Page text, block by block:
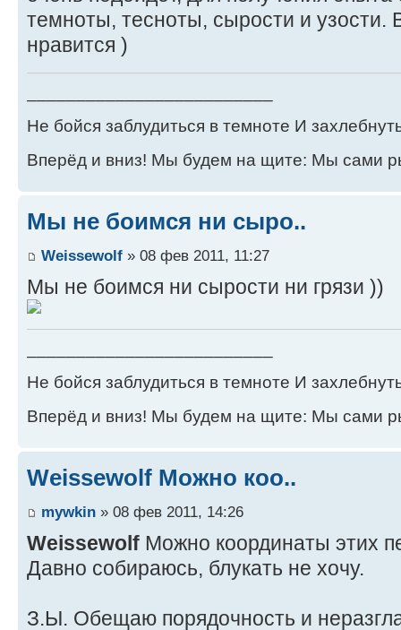
темноты, тесноты, сырости и
нравится )
Не бойся заблудиться в темноте И
Вперёд и вниз! Мы будем на щите: Мы сами
Мы не боимся ни сыро..
Weissewolf » 08 фев 2011, 11:27
Мы не боимся ни сырости ни грязи ))
Не бойся заблудиться в темноте И
Вперёд и вниз! Мы будем на щите: Мы сами
Weissewolf Можно коо..
mywkin » 08 фев 2011, 14:26
Weissewolf Можно координаты этих
Давно собираюсь, блукать не хочу.
З.Ы. Обещаю порядочность и